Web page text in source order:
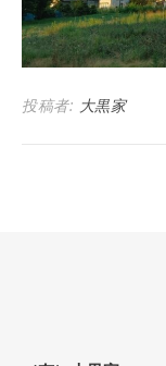
投稿者: 大黒家